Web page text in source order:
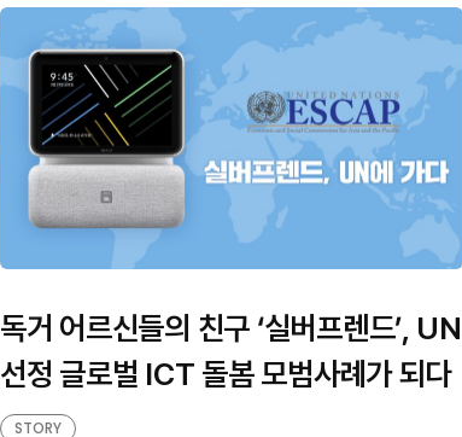
독거 어르신들의 친구 ‘실버프렌드’, UN
선정 글로벌 ICT 돌봄 모범사례가 되다
STORY